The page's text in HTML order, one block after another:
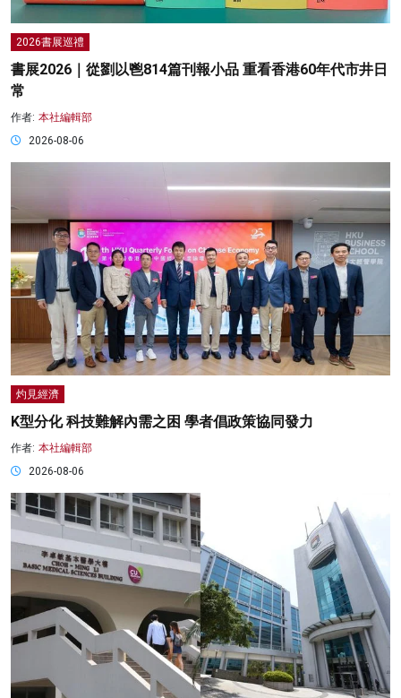
2026書展巡禮
書展2026｜從劉以鬯814篇刊報小品 重看香港60年代市井日
常
作者: 本社編輯部
2026-08-06
灼見經濟
K型分化 科技難解內需之困 學者倡政策協同發力
作者: 本社編輯部
2026-08-06